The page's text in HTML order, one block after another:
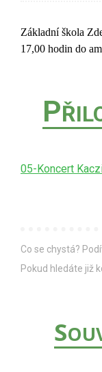
Základní škola
17,00 hodin do
P
05-Koncert
Co se chystá?
Pokud hledáte již
S